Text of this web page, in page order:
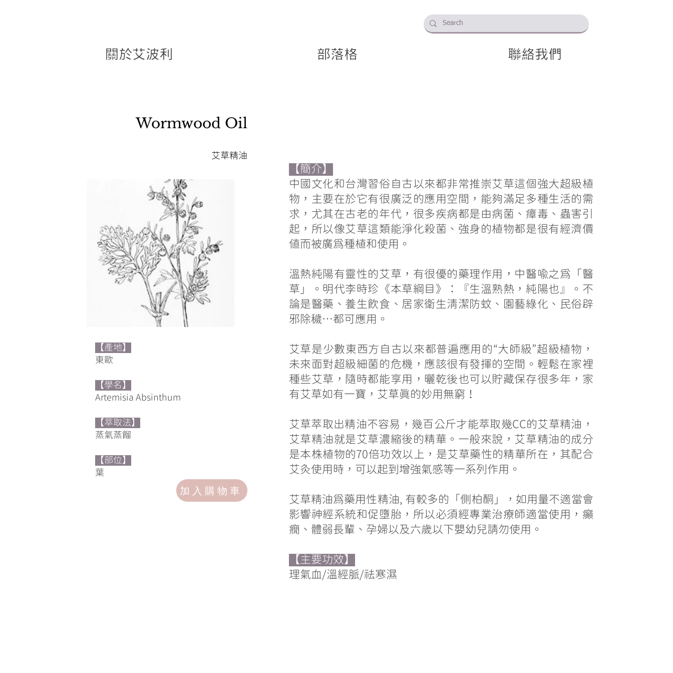
關於艾波利 部落格 聯絡我們
Wormwood Oil
艾草精油
【產地】
​東歐
【學名】
Artemisia Absinthum
【萃取法】
蒸氣蒸餾
【部位】
​葉
加入購物車
【簡介】
中國文化和台灣習俗自古以來都非常推崇艾草這個強大超級植
物，主要在於它有很廣泛的應用空間，能夠滿足多種生活的需
求，尤其在古老的年代，很多疾病都是由病菌、瘴毒、蟲害引
起，所以像艾草這類能淨化殺菌、強身的植物都是很有經濟價
值而被廣為種植和使用。
溫熱純陽有靈性的艾草，有很優的藥理作用，中醫喻之為「醫
草」。明代李時珍《本草綱目》：『生溫熟熱，純陽也』。不
論是醫藥、養生飲食、居家衛生清潔防蚊、園藝綠化、民俗辟
邪除穢…都可應用。
艾草是少數東西方自古以來都普遍應用的“大師級”超級植物，
未來面對超級細菌的危機，應該很有發揮的空間。輕鬆在家裡
種些艾草，隨時都能享用，曬乾後也可以貯藏保存很多年，家
有艾草如有一寶，艾草真的妙用無窮！
艾草萃取出精油不容易，幾百公斤才能萃取幾CC的艾草精油，
艾草精油就是艾草濃縮後的精華。一般來說，艾草精油的成分
是本株植物的70倍功效以上，是艾草藥性的精華所在，其配合
艾灸使用時，可以起到增強氣感等一系列作用。
艾草精油為藥用性精油, 有較多的「側柏酮」，如用量不適當會
影響神經系統和促墮胎，所以必須經專業治療師適當使用，癲
癇、體弱長輩、孕婦以及六歲以下嬰幼兒請勿使用。
【主要功效】
理氣血/溫經脈/祛寒濕